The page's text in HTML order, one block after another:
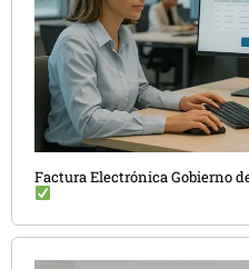
Factura Electrónica Gobierno